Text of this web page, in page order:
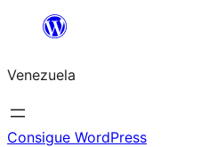
Saltar
contenido
Venezuela
Consigue WordPress